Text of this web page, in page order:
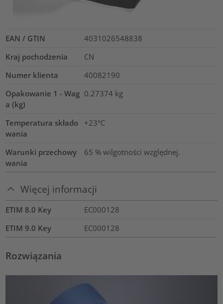
EAN / GTIN
4031026548838
Kraj pochodzenia
CN
Numer klienta
40082190
Opakowanie 1 - Wag
a (kg)
0.27374 kg
Temperatura składo
wania
+23°C
Warunki przechowy
wania
65 % wilgotności względnej.
Więcej informacji
ETIM 8.0 Key
EC000128
ETIM 9.0 Key
EC000128
Rozwiązania